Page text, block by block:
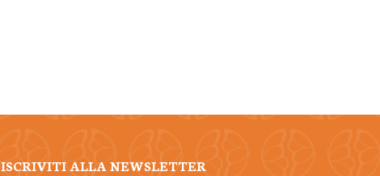
ISCRIVITI ALLA NEWSLETTER